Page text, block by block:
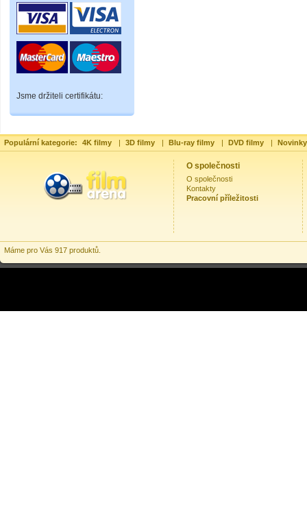
Jsme držiteli certifikátu:
Populární kategorie: 4K filmy | 3D filmy | Blu-ray filmy | DVD filmy |
O společnosti
O společnosti
Kontakty
Pracovní příležitosti
Máme pro Vás 917 produktů.